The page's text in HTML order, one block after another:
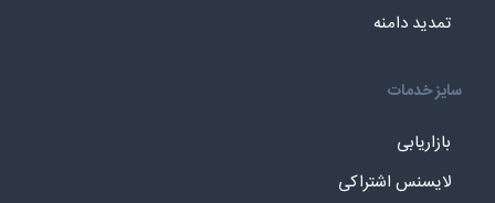
تمدید دامنه
سایز خدمات
بازاریابی
لایسنس اشتراکی